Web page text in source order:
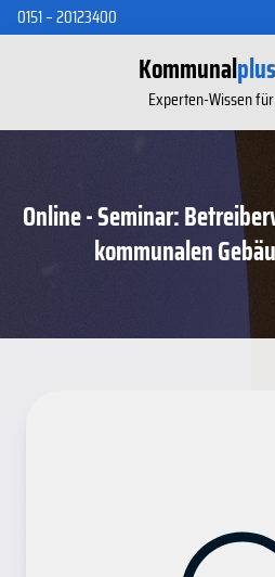
0151 – 20123400
Kommunalplus
Experten-Wissen
Online - Seminar:
kommunalen